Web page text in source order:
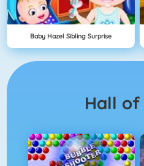
Baby Hazel Sibling Surprise
Hall of